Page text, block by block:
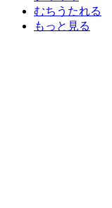
むちうたれる
もっと見る